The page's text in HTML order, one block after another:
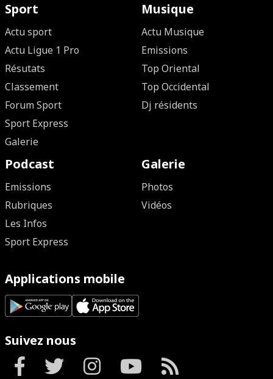
Sport
Actu sport
Actu Ligue 1 Pro
Résutats
Classement
Forum Sport
Sport Express
Galerie
Musique
Actu Musique
Emissions
Top Oriental
Top Occidental
Dj résidents
Podcast
Emissions
Rubriques
Les Infos
Sport Express
Galerie
Photos
Vidéos
Applications mobile
Suivez nous